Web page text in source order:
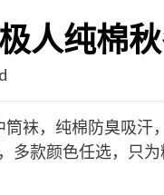
极人纯棉
筒袜，纯棉防臭吸
多款颜色任选，只